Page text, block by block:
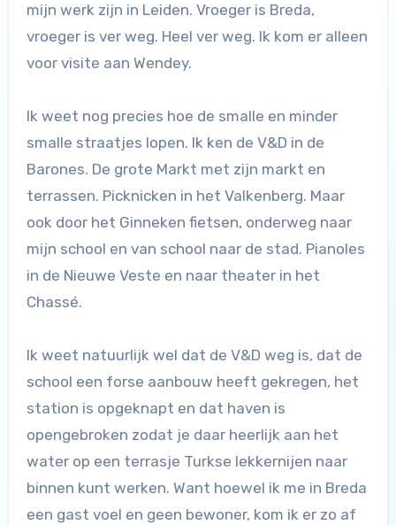
mijn werk zijn in Leiden. Vroeger is Breda,
vroeger is ver weg. Heel ver weg. Ik kom er alleen
voor visite aan Wendey.
Ik weet nog precies hoe de smalle en minder
smalle straatjes lopen. Ik ken de V&D in de
Barones. De grote Markt met zijn markt en
terrassen. Picknicken in het Valkenberg. Maar
ook door het Ginneken fietsen, onderweg naar
mijn school en van school naar de stad. Pianoles
in de Nieuwe Veste en naar theater in het
Chassé.
Ik weet natuurlijk wel dat de V&D weg is, dat de
school een forse aanbouw heeft gekregen, het
station is opgeknapt en dat haven is
opengebroken zodat je daar heerlijk aan het
water op een terrasje Turkse lekkernijen naar
binnen kunt werken. Want hoewel ik me in Breda
een gast voel en geen bewoner, kom ik er zo af